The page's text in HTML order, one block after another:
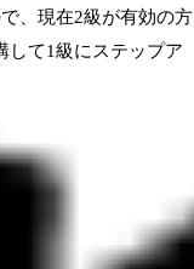
、現在2級が有効の方
して1級にステップア